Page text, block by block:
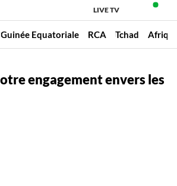
LIVE TV
Guinée Equatoriale RCA Tchad
engagement envers les